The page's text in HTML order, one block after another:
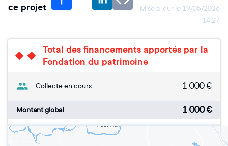
ce projet
Mise à jour le 19/05/2026
14:27
Total des financements apportés par la
Fondation du patrimoine
Collecte en cours 1 000€
Montant global 1 000€